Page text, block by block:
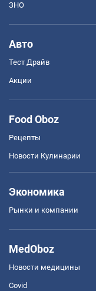
ЗНО
Авто
Тест Драйв
Акции
Food Oboz
Рецепты
Новости Кулинарии
Экономика
Рынки и компании
MedOboz
Новости медицины
Covid